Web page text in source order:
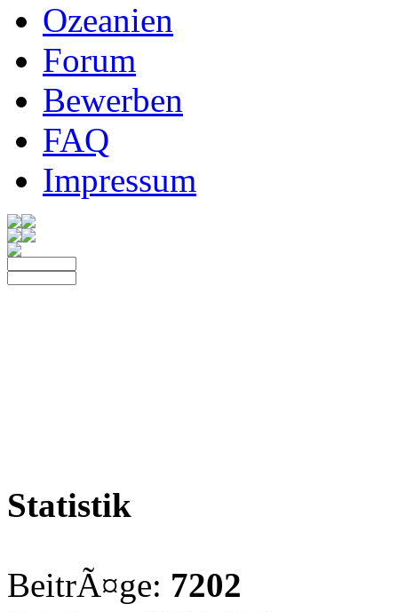
Ozeanien
Forum
Bewerben
FAQ
Impressum
Statistik
BeitrÃ¤ge: 7202